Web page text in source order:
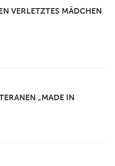
VERLETZTES MÄDCHEN
„MADE IN